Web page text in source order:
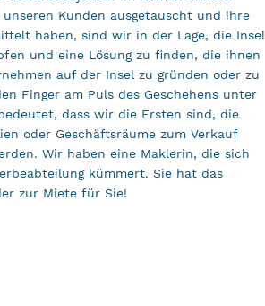
Kunden ausgetauscht und ihre
haben, sind wir in der Lage, die Insel
und eine Lösung zu finden, die ihnen
auf der Insel zu gründen oder zu
Finger am Puls des Geschehens unter
dass wir die Ersten sind, die
oder Geschäftsräume zum Verkauf
Wir haben eine Maklerin, die sich
kümmert. Sie hat das
zur Miete für Sie!